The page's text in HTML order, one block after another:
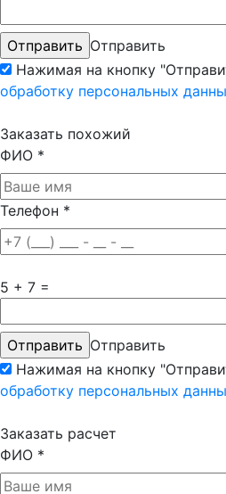
Отправить
Нажимая на кнопку
обработку персональных
Заказать похожий
ФИО *
Телефон *
5 + 7 =
Отправить
Нажимая на кнопку
обработку персональных
Заказать расчет
ФИО *